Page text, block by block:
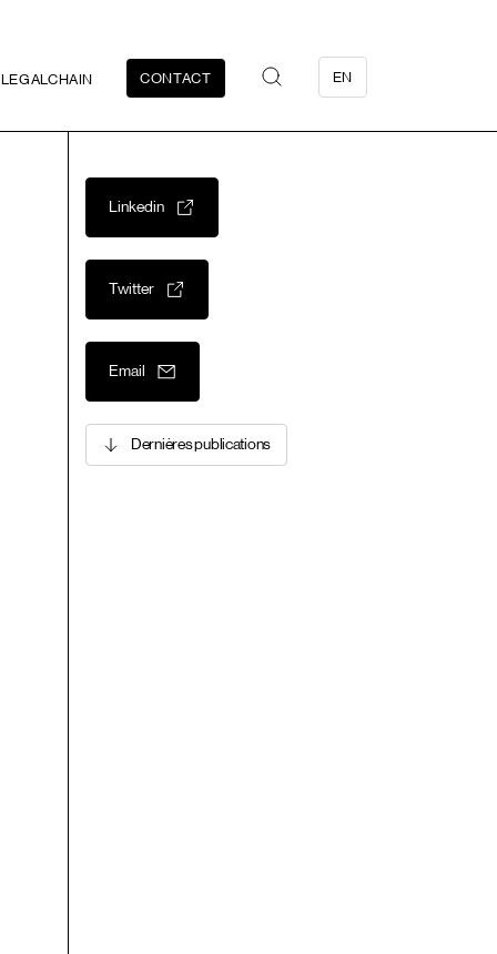
LEGALCHAIN CONTACT EN
Linkedin
Twitter
Email
Dernières publications